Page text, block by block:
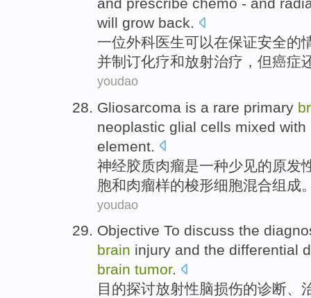
will grow back.
一位外科医生可以在保证安全的
并制订化疗和放射治疗 ， 但癌症
youdao
Gliosarcoma is a rare primary
neoplastic glial cells mixed
element.
神经胶质肉瘤是一种少见的原发
胞和肉瘤样的梭形细胞混合组成
youdao
Objective To discuss the
brain injury and the differential
brain tumor.
目的探讨放射性脑损伤的诊断、